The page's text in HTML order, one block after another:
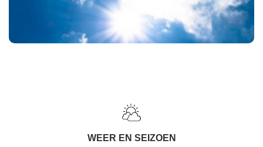
WEER EN SEIZOEN